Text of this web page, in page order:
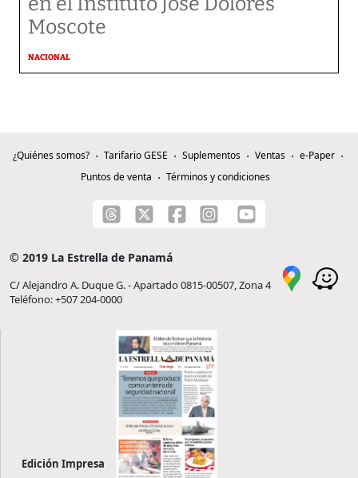
Moscote
NACIONAL
¿Quiénes somos? Tarifario GESE Suplementos Ventas
e-Paper
Puntos de venta
Términos y condiciones
© 2019 La Estrella de Panamá
C/ Alejandro A. Duque G. - Apartado 0815-00507, Zona 4
Teléfono: +507 204-0000
Edición Impresa